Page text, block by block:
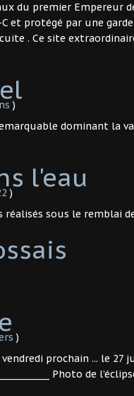
du premier Empereur
et protégé par une
. Ce site
)
dominant la
l'eau
)
réalisés sous le remblai
)
prochain ... le 27
Photo de